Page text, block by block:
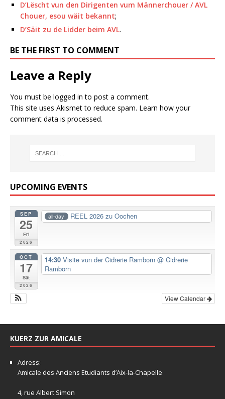
D’Lëscht vun den Dirigenten vum Männerchouer / AVL
Chouer, esou wäit bekannt;
D’Säit zu de Lidder beim AVL.
BE THE FIRST TO COMMENT
Leave a Reply
You must be logged in to post a comment.
This site uses Akismet to reduce spam. Learn how your
comment data is processed.
UPCOMING EVENTS
SEP
25
Fri
2026
all-day REEL 2026 zu Oochen
OCT
17
Sat
2026
14:30 Visite vun der Cidrerie Ramborn @ Cidrerie
Ramborn
View Calendar
KUERZ ZUR AMICALE
Adress:
Amicale des Anciens Etudiants d’Aix-la-Chapelle
4, rue Albert Simon